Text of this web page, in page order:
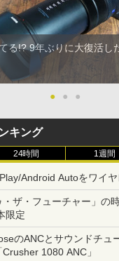
る!? 9年ぶりに大復活し
● ● ●
キング
24時間 1週間
Android Autoをワイ
・ザ・フューチャー」の
限定
のANCとサウンドチュ
1080 ANC」